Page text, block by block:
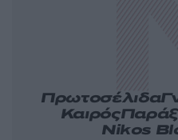
Πρωτοσέλιδα
Καιρός
Nikos